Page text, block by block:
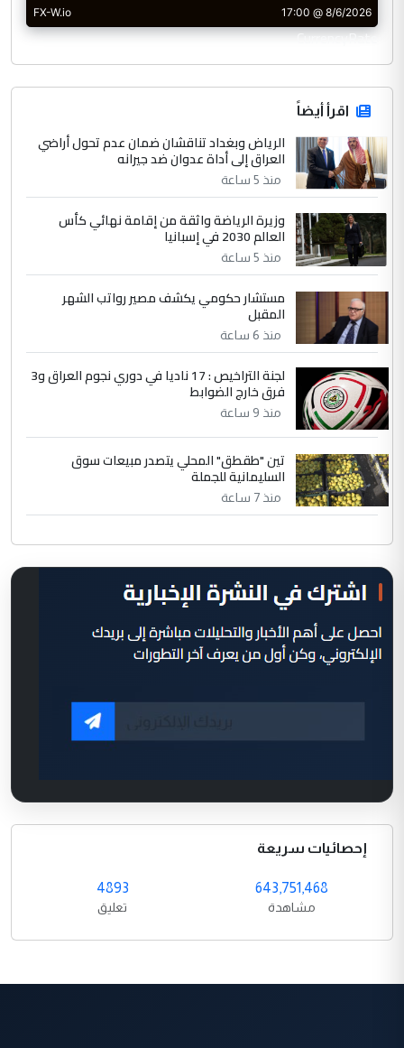
CurrencyRate
اقرأ أيضاً
الرياض وبغداد تناقشان ضمان عدم تحول أراضي
العراق إلى أداة عدوان ضد جيرانه
منذ 5 ساعة
وزيرة الرياضة واثقة من إقامة نهائي كأس
العالم 2030 في إسبانيا
منذ 5 ساعة
مستشار حكومي يكشف مصير رواتب الشهر
المقبل
منذ 6 ساعة
لجنة التراخيص : 17 ناديا في دوري نجوم العراق و3
فرق خارج الضوابط
منذ 9 ساعة
تين "طقطق" المحلي يتصدر مبيعات سوق
السليمانية للجملة
منذ 7 ساعة
إحصائيات سريعة
643,751,468
مشاهدة
4893
تعليق